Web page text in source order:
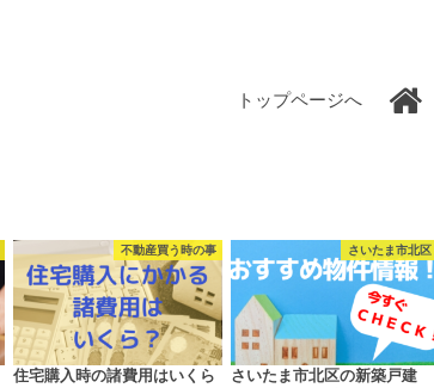
トップページへ
不動産買う時の事
住宅購入時の諸費用はいくら
さいたま市北区
さいたま市北区の新築戸建